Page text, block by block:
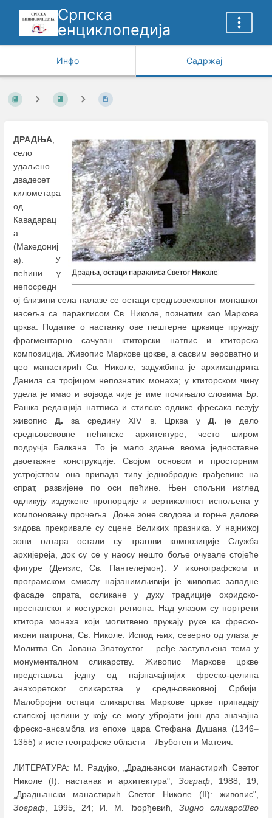
Српска
енциклопедија
Инфо Садржај
ДРАДЊА,
село
удаљено
двадесет
километара
од
Кавадарац
а
(Македониј
а). У
пећини у
непосредн
ој близини села налазе се остаци средњовековног монашког
насеља са параклисом Св. Николе, познатим као Маркова
црква. Податке о настанку ове пештерне црквице пружају
фрагментарно сачуван ктиторски натпис и ктиторска
композиција. Живопис Маркове цркве, а сасвим вероватно и
цео манастирић Св. Николе, задужбина је архимандрита
Данила са тројицом непознатих монаха; у ктиторском чину
удела је имао и војвода чије је име почињало словима Бр.
Рашка редакција натписа и стилске одлике фресака везују
живописД. за средину XIV в. Црква у Д. је дело
средњовековне пећинске архитектуре, често широм
подручја Балкана. То је мало здање веома једноставне
двоетажне конструкције. Својом основом и просторним
устројством она припада типу једнобродне грађевине на
спрат, развијене по оси пећине. Њен спољни изглед
одликују издужене пропорције и вертикалност испољена у
компоновању прочеља. Доње зоне сводова и горње делове
зидова прекривале су сцене Великих празника. У најнижој
зони олтара остали су трагови композиције Служба
архијереја, док су се у наосу нешто боље очувале стојеће
фигуре (Деизис, Св. Пантелејмон). У иконографском и
програмском смислу најзанимљивији је живопис западне
фасаде спрата, осликане у духу традиције охридско-
преспанског и костурског региона. Над улазом су портрети
ктитора монаха који молитвено пружају руке ка фреско-
икони патрона, Св. Николе. Испод њих, северно од улаза је
Молитва Св. Јована Златоустог –ређе заступљена тема у
монументалном сликарству. Живопис Маркове цркве
представља једну од најзначајнијих фреско-целина
анахоретског сликарства у средњовековној Србији.
Малобројни остаци сликарства Маркове цркве припадају
стилској целини у коју се могу убројати још два значајна
фреско-ансамбла из епохе цара Стефана Душана (1346–
1355) и исте географске области – Љуботен и Матеич.
ЛИТЕРАТУРА: М. Радујко, „Драдњански манастирић Светог
Николе (I): настанак и архитектура", Зограф , 1988, 19;
„Драдњански манастирић Светог Николе (II): живопис",
Зограф , 1995, 24; И. M. Ђорђевић, Зидно сликарство